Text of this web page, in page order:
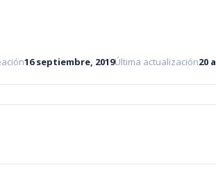
16 septiembre, 2019Última actualización20